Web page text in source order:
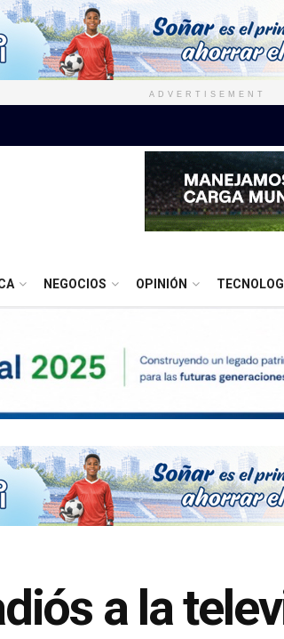
ADVERTISEMENT
NEGOCIOS OPINIÓN
a la